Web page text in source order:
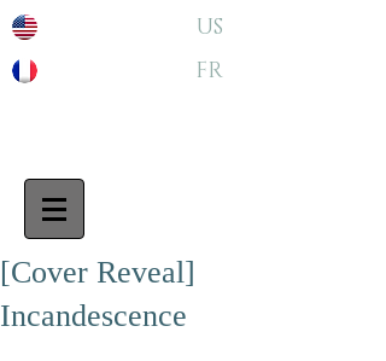
US
FR
[Cover Reveal]
Incandescence